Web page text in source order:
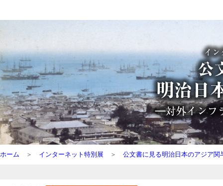
ホーム ＞ インターネット特別展 ＞ 公文書に見る明治日本のアジア関